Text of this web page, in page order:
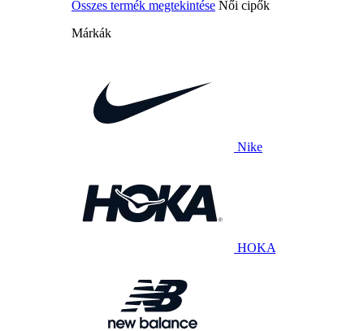
Összes termék megtekintése Női cipők
Márkák
Nike
HOKA